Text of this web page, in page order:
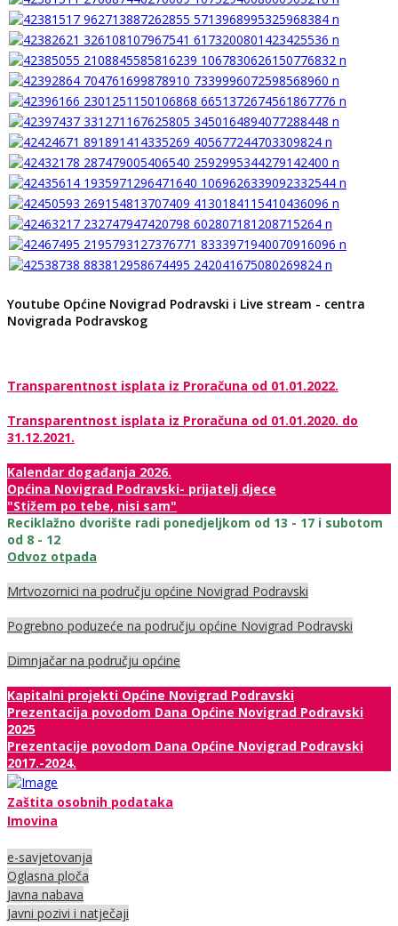
Youtube Općine Novigrad Podravski i Live stream - centra
Novigrada Podravskog
Transparentnost isplata iz Proračuna od 01.01.2022.
Transparentnost isplata iz Proračuna od 01.01.2020. do
31.12.2021.
Kalendar događanja 2026.
Općina Novigrad Podravski- prijatelj djece
"Stižem po tebe, nisi sam"
Reciklažno dvorište radi ponedjeljkom od 13 - 17 i subotom
od 8 - 12
Odvoz otpada
Mrtvozornici na području općine Novigrad Podravski
Pogrebno poduzeće na području općine Novigrad Podravski
Dimnjačar na području općine
Kapitalni projekti Općine Novigrad Podravski
Prezentacija povodom Dana Općine Novigrad Podravski
2025
Prezentacije povodom Dana Općine Novigrad Podravski
2017.-2024.
Zaštita osobnih podataka
Imovina
e-savjetovanja
Oglasna ploča
Javna nabava
Javni pozivi i natječaji